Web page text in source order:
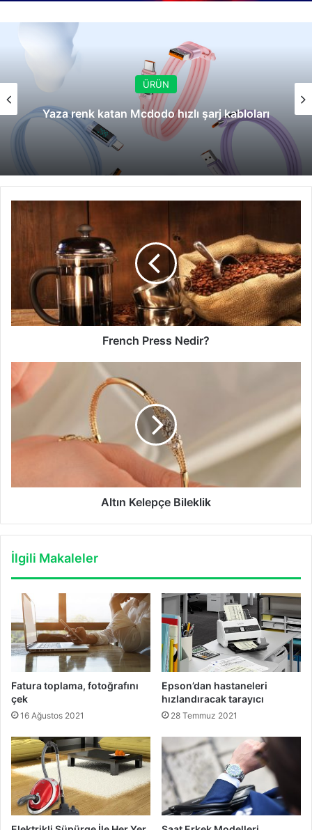
ÜRÜN
Yaza renk katan Mcdodo hızlı şarj kabloları
Press
French Press Nedir?
Altın
Kelepçe
Bileklik
Altın Kelepçe Bileklik
İlgili Makaleler
Fatura toplama, fotoğrafını
çek
16 Ağustos 2021
Epson’dan hastaneleri
hızlandıracak tarayıcı
28 Temmuz 2021